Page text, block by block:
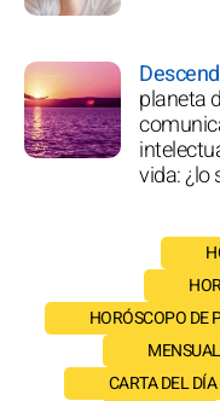
planeta
vida: ¿lo
HORÓSCOPO DE
MENSUAL
CARTA DEL DÍA